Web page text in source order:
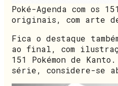
Poké-Agenda com os
originais, com arte
Fica o destaque
ao final, com
151 Pokémon de
série, considere-se